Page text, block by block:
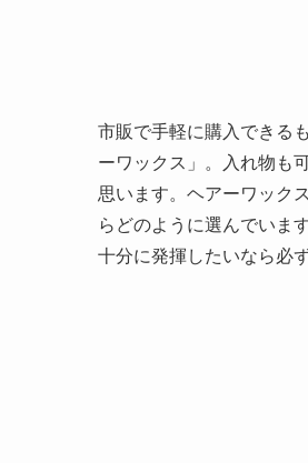
市販で手軽に購入できる
ーワックス」。入れ物も
思います。ヘアーワック
らどのように選んでいま
十分に発揮したいなら必